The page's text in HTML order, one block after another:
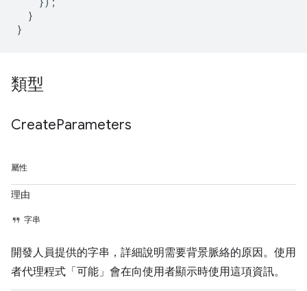
}
}
類型
CreateParameters
屬性
理由
字串
開發人員提供的字串，詳細說明需要背景脈絡的原因。使用
者代理程式「可能」會在向使用者顯示時使用這項資訊。